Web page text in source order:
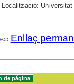
Localització:
Enllaç